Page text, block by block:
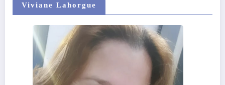
Viviane Lahorgue